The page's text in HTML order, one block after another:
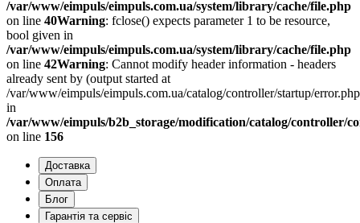
/var/www/eimpuls/eimpuls.com.ua/system/library/cache/file.php
on line 40Warning: fclose() expects parameter 1 to be resource,
bool given in
/var/www/eimpuls/eimpuls.com.ua/system/library/cache/file.php
on line 42Warning: Cannot modify header information - headers
already sent by (output started at
/var/www/eimpuls/eimpuls.com.ua/catalog/controller/startup/
in
/var/www/eimpuls/b2b_storage/modification/catalog/controller/
on line 156
Доставка
Оплата
Блог
Гарантія та сервіс